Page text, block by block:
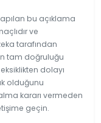
bu açıklama
ve
tarafından
tam doğruluğu
dolayı
olduğunu
kararı vermeden
geçin.